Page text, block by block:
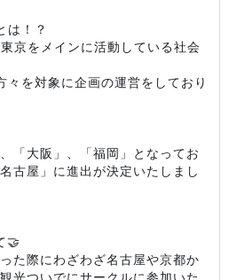
は！？
京をメインに活動している社会
を対象に企画の運営をしており
「大阪」、「福岡」となってお
古屋」に進出が決定いたしまし
🤝
た際にわざわざ名古屋や京都か
光ついでにサークルに参加いた